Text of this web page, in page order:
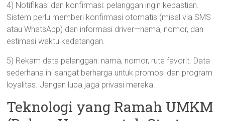
4) Notifikasi dan konfirmasi: pelanggan ingin kepastian.
Sistem perlu memberi konfirmasi otomatis (misal via SMS
atau WhatsApp) dan informasi driver—nama, nomor, dan
estimasi waktu kedatangan.
5) Rekam data pelanggan: nama, nomor, rute favorit. Data
sederhana ini sangat berharga untuk promosi dan program
loyalitas. Jangan lupa jaga privasi mereka.
Teknologi yang Ramah UMKM